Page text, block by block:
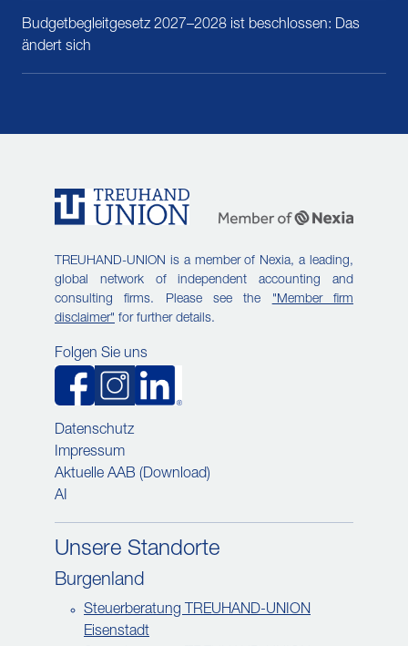
Budgetbegleitgesetz 2027–2028 ist beschlossen: Das
ändert sich
TREUHAND-UNION is a member of Nexia, a leading,
global network of independent accounting and
consulting firms. Please see the "Member firm
disclaimer" for further details.
Datenschutz
Impressum
Aktuelle AAB (Download)
AI
Folgen Sie uns
Unsere Standorte
Burgenland
Steuerberatung TREUHAND-UNION
Eisenstadt